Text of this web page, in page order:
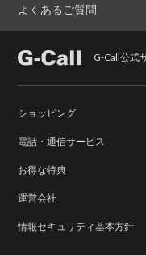
よくあるご質問
G-Call公式
ショッピング
電話・通信サービス
お得な特典
運営会社
情報セキュリティ基本方針